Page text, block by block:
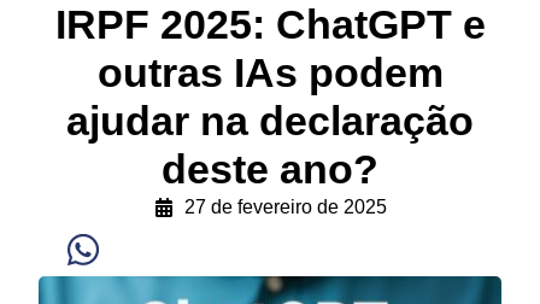
IRPF 2025: ChatGPT e
outras IAs podem
ajudar na declaração
deste ano?
27 de fevereiro de 2025